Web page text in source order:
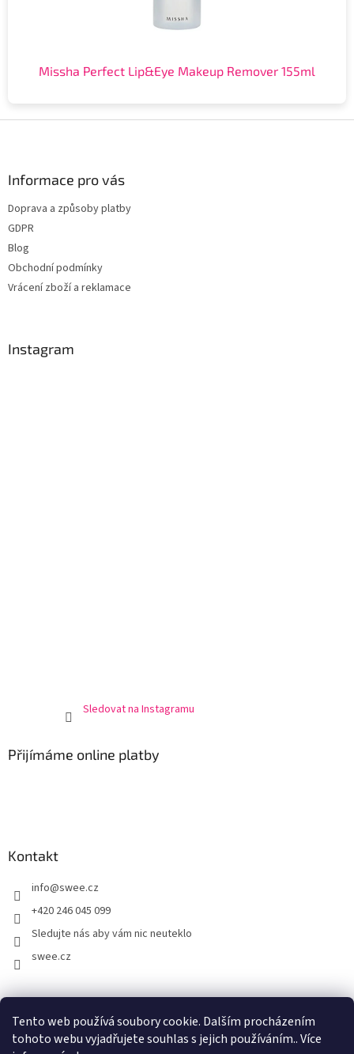
Tento web používá soubory cookie. Dalším procházením
tohoto webu vyjadřujete souhlas s jejich používáním.. Více
Missha Perfect Lip&Eye Makeup Remover 155ml
Informace pro vás
Doprava a způsoby platby
GDPR
Blog
Obchodní podmínky
Vrácení zboží a reklamace
Instagram
Sledovat na Instagramu
Přijímáme online platby
Kontakt
info@swee.cz
+420 246 045 099
Sledujte nás aby vám nic neuteklo
swee.cz